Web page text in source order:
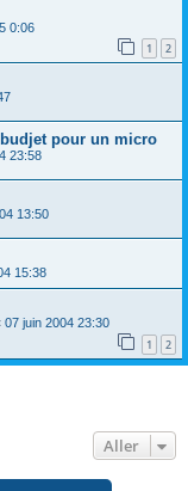
0:06
1 2
pour un micro
23:58
13:50
15:38
07 juin 2004 23:30
1 2
Aller